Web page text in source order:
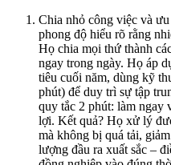
Chia nhỏ công việc và
phong độ hiểu rõ rằng
Họ chia mọi thứ thành
ngay trong ngày. Họ áp
tiêu cuối năm, dùng kỹ
phút) để duy trì sự tập
quy tắc 2 phút: làm ngay
lợi. Kết quả? Họ xử lý
mà không bị quá tải,
lượng đầu ra xuất sắc –